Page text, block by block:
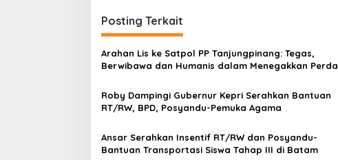
i
g
a
s
i
p
o
s
Posting Terkait
Arahan Lis ke Satpol PP Tanjungpinang: Tegas,
Berwibawa dan Humanis dalam Menegakkan Perda
Roby Dampingi Gubernur Kepri Serahkan Bantuan
RT/RW, BPD, Posyandu-Pemuka Agama
Ansar Serahkan Insentif RT/RW dan Posyandu-
Bantuan Transportasi Siswa Tahap III di Batam